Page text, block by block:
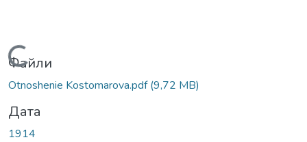
Вантажиться...
Файли
Otnoshenie Kostomarova.pdf(9,72 MB)
Дата
1914